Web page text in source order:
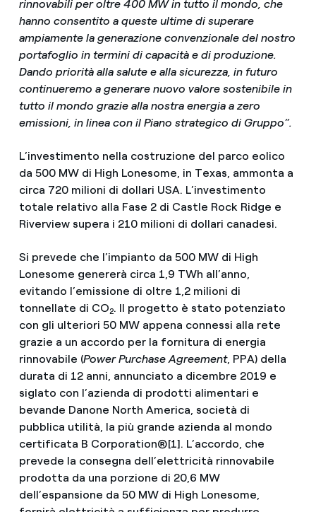
rinnovabili per oltre 400 MW in tutto il mondo, che
hanno consentito a queste ultime di superare
ampiamente la generazione convenzionale del nostro
portafoglio in termini di capacità e di produzione.
Dando priorità alla salute e alla sicurezza, in futuro
continueremo a generare nuovo valore sostenibile in
tutto il mondo grazie alla nostra energia a zero
emissioni, in linea con il Piano strategico di Gruppo”.
L’investimento nella costruzione del parco eolico
da 500 MW di High Lonesome, in Texas, ammonta a
circa 720 milioni di dollari USA. L’investimento
totale relativo alla Fase 2 di Castle Rock Ridge e
Riverview supera i 210 milioni di dollari canadesi.
Si prevede che l’impianto da 500 MW di High
Lonesome genererà circa 1,9 TWh all’anno,
evitando l’emissione di oltre 1,2 milioni di
tonnellate di CO2. Il progetto è stato potenziato
con gli ulteriori 50 MW appena connessi alla rete
grazie a un accordo per la fornitura di energia
rinnovabile (Power Purchase Agreement, PPA) della
durata di 12 anni, annunciato a dicembre 2019 e
siglato con l’azienda di prodotti alimentari e
bevande Danone North America, società di
pubblica utilità, la più grande azienda al mondo
certificata B Corporation®[1]. L’accordo, che
prevede la consegna dell’elettricità rinnovabile
prodotta da una porzione di 20,6 MW
dell’espansione da 50 MW di High Lonesome,